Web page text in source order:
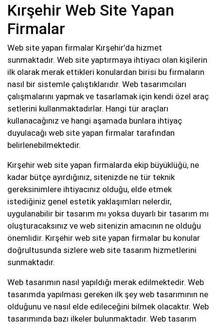
Kırşehir Web Site Yapan
Firmalar
Web site yapan firmalar Kırşehir’da hizmet
sunmaktadır. Web site yaptırmaya ihtiyacı olan kişilerin
ilk olarak merak ettikleri konulardan birisi bu firmaların
nasıl bir sistemle çalıştıklarıdır. Web tasarımcıları
çalışmalarını yapmak ve tasarlamak için kendi özel araç
setlerini kullanmaktadırlar. Hangi tür araçları
kullanacağınız ve hangi aşamada bunlara ihtiyaç
duyulacağı web site yapan firmalar tarafından
belirlenebilmektedir.
Kırşehir web site yapan firmalarda ekip büyüklüğü, ne
kadar bütçe ayırdığınız, sitenizde ne tür teknik
gereksinimlere ihtiyacınız olduğu, elde etmek
istediğiniz genel estetik yaklaşımları nelerdir,
uygulanabilir bir tasarım mı yoksa duyarlı bir tasarım mı
oluşturacaksınız ve web sitenizin amacının ne olduğu
önemlidir. Kırşehir web site yapan firmalar bu konular
doğrultusunda sizlere web site tasarım hizmetlerini
sunmaktadır.
Web tasarımın nasıl yapıldığı merak edilmektedir. Web
tasarımda yapılması gereken ilk şey web tasarımının ne
olduğunu ve nasıl elde edileceğini bilmek olacaktır. Web
tasarımında bazı ilkeler bulunmaktadır. Web tasarım